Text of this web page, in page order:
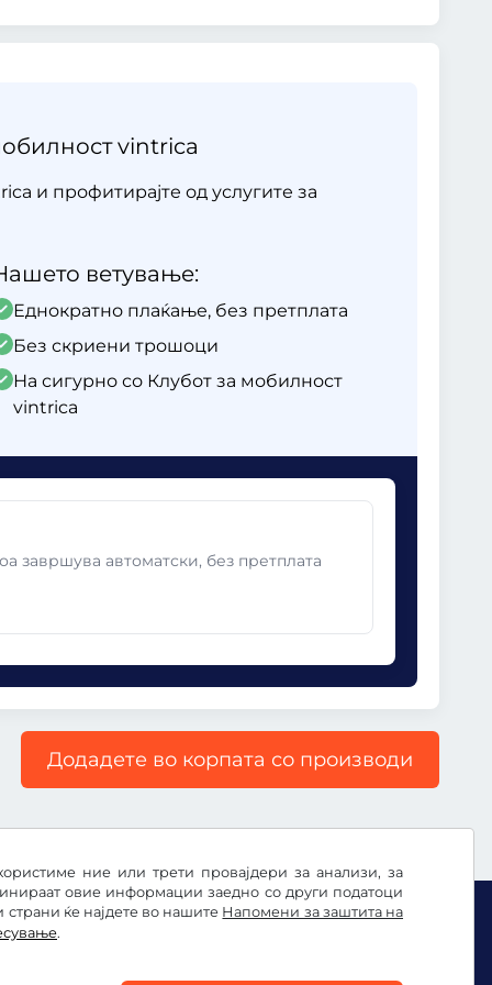
ние или трети провајдери за анализи, за
овие информации заедно со други податоци
ќе најдете во нашите Напомени за заштита на
.
vintrica
и профитирајте од услугите за
ветување:
Еднократно плаќање, без претплата
Без скриени трошоци
На сигурно со Клубот за мобилност
vintrica
завршува автоматски, без претплата
Додадете во корпата со производи